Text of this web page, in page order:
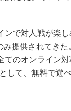
で対人戦が楽
提供されてきた
てのオンライン
して、無料で遊